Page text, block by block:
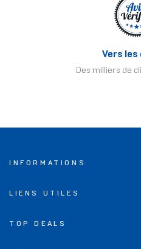
Vers les
Des milliers de
INFORMATIONS
LIENS UTILES
TOP DEALS